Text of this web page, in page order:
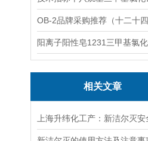
阳离子阳性皂1231三甲基氯
相关文章